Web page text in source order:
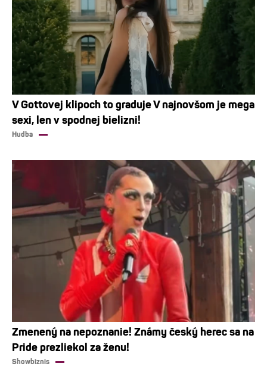
V Gottovej klipoch to graduje V najnovšom je mega
sexi, len v spodnej bielizni!
Hudba
Zmenený na nepoznanie! Známy český herec sa na
Pride prezliekol za ženu!
Showbiznis